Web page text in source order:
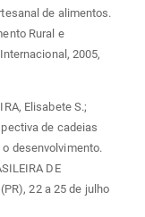
de alimentos.
Rural e
2005,
Elisabete S.;
de cadeias
desenvolvimento.
DE
22 a 25 de julho